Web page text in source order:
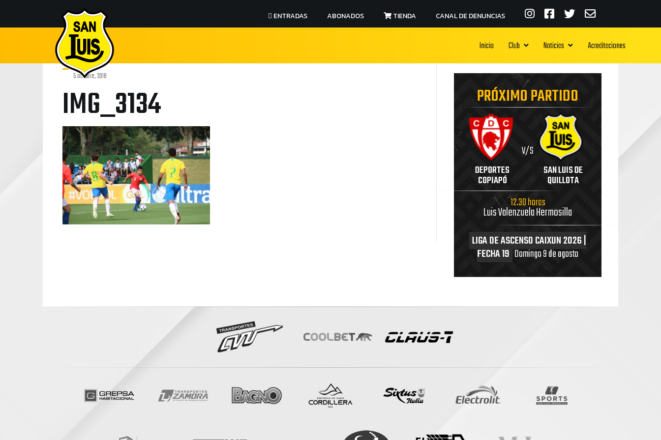
ENTRADAS ABONADOS TIENDA CANAL DE DENUNCIAS
Inicio Club Noticias Acreditaciones
5 octubre, 2018
IMG_3134 PRÓXIMO PARTIDO
DEPORTES
COPIAPÓ
V/S
SAN LUIS DE
QUILLOTA
12.30 horas
Luis Valenzuela Hermosilla
LIGA DE ASCENSO CAIXUN 2026 |
FECHA 19 Domingo 9 de agosto